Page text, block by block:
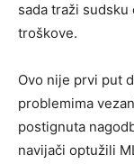
sada traži
troškove.
Ovo nije prvi put
problemima
postignuta
navijači optužili